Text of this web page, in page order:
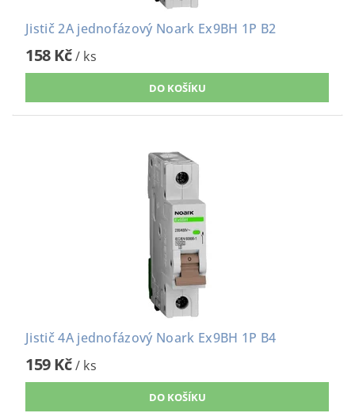
Jistič 2A jednofázový Noark Ex9BH 1P B2
158 Kč/ ks
Jistič 4A jednofázový Noark Ex9BH 1P B4
159 Kč/ ks